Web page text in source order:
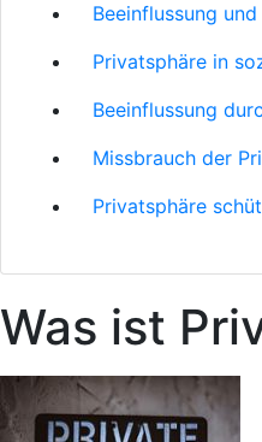
Beeinflussung
Privatsphäre in
Beeinflussung
Missbrauch der
Privatsphäre
Was ist